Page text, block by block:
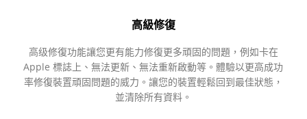
高級修復
高级修復功能讓您更有能力修復更多頑固的問題，例如卡在
Apple 標誌上、無法更新、無法重新啟動等。體驗以更高成功
率修復裝置頑固問題的威力。讓您的裝置輕鬆回到最佳狀態，
並清除所有資料。